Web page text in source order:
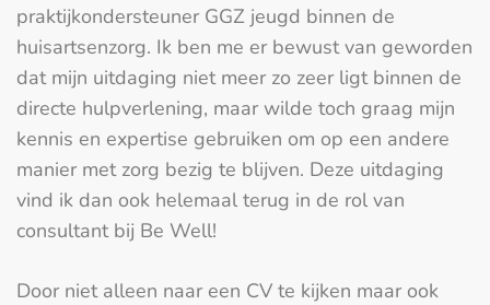
praktijkondersteuner GGZ jeugd binnen de
huisartsenzorg. Ik ben me er bewust van geworden
dat mijn uitdaging niet meer zo zeer ligt binnen de
directe hulpverlening, maar wilde toch graag mijn
kennis en expertise gebruiken om op een andere
manier met zorg bezig te blijven. Deze uitdaging
vind ik dan ook helemaal terug in de rol van
consultant bij Be Well!
Door niet alleen naar een CV te kijken maar ook